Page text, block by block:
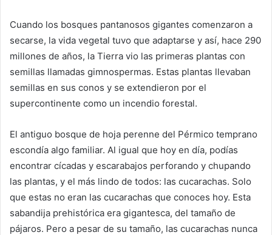
Cuando los bosques pantanosos gigantes comenzaron a
secarse, la vida vegetal tuvo que adaptarse y así, hace 290
millones de años, la Tierra vio las primeras plantas con
semillas llamadas gimnospermas. Estas plantas llevaban
semillas en sus conos y se extendieron por el
supercontinente como un incendio forestal.
El antiguo bosque de hoja perenne del Pérmico temprano
escondía algo familiar. Al igual que hoy en día, podías
encontrar cícadas y escarabajos perforando y chupando
las plantas, y el más lindo de todos: las cucarachas. Solo
que estas no eran las cucarachas que conoces hoy. Esta
sabandija prehistórica era gigantesca, del tamaño de
pájaros. Pero a pesar de su tamaño, las cucarachas nunca